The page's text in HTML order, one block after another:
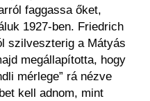
faggassa őket,
1927-ben. Friedrich
szilveszterig a Mátyás
megállapította, hogy
mérlege” rá nézve
kell adnom, mint